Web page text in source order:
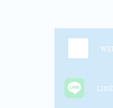
やスタッフの迷惑にならな
症対策として、マスク着用
マナーも守ることが大切で
口コミも活用した